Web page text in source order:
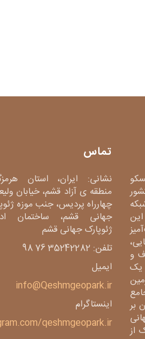
شبکه
و
یک
بر
و 8 ژئوپارک از
تماس
نشانی: ایران، استان
منطقه ی آزاد قشم، خیابان
چهارراه پردیس، جنب موزه
جهانی قشم، ساختمان
ژئوپارک جهانی قشم
تلفن: 35242282 76 98
ایمیل
info@Qeshmgeopark.ir
اینستاگرام
qeshmgeopark.ir/